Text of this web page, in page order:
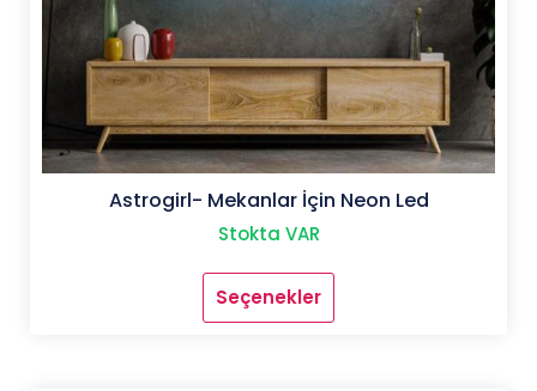
Astrogirl- Mekanlar İçin Neon Led
Stokta VAR
Seçenekler
Bu